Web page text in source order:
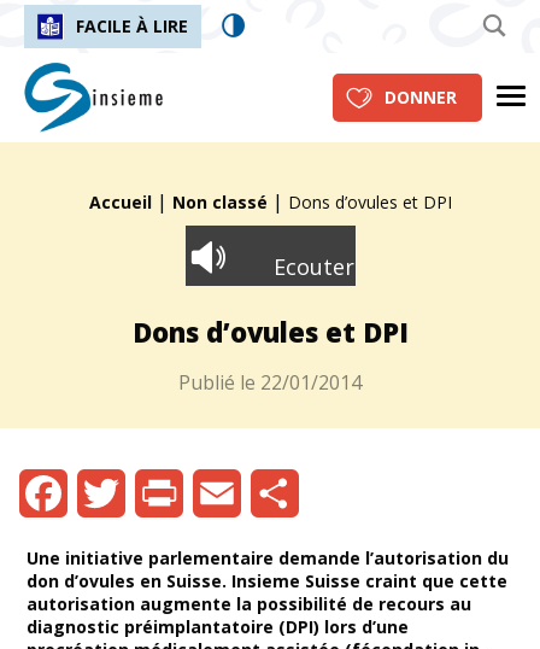
FACILE À LIRE
insieme.ch
DONNER
Fil d'Ariane :Accueil | Non classé | Dons d’ovules et DPI
Ecouter
Dons d’ovules et DPI
Publié le 22/01/2014
Une initiative parlementaire demande l’autorisation du
don d’ovules en Suisse. Insieme Suisse craint que cette
autorisation augmente la possibilité de recours au
diagnostic préimplantatoire (DPI) lors d’une